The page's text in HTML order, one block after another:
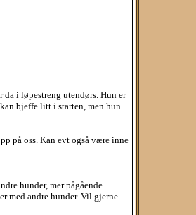
i løpestreng utendørs. Hun er
bjeffe litt i starten, men hun
på oss. Kan evt også være inne
hunder, mer pågående
med andre hunder. Vil gjerne